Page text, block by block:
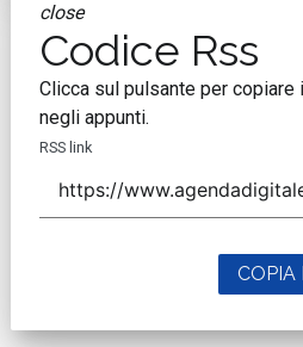
close
Codice Rss
Clicca sul pulsante per copiare
negli appunti.
RSS link
COPIA